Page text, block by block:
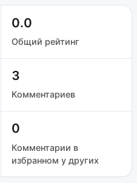
0.0
Общий рейтинг
3
Комментариев
0
Комментарии в
избранном у других